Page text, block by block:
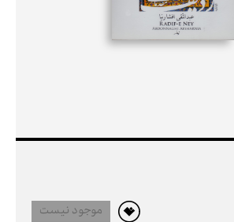
موجود نیست